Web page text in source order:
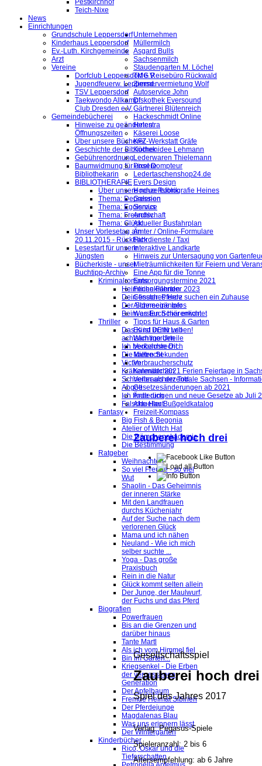
Pestkirchhof
Teich-Nixe
News
Einrichtungen
Grundschule Leppersdorf
Kinderhaus Leppersdorf
Ev.-Luth. Kirchgemeinde
Arzt
Vereine
Dorfclub Leppersdorf e.V.
Jugendfeuerw. Leppersd.
TSV Leppersdorf
Taekwondo Allkampf
Club Dresden e.V.
Gemeindebücherei
Hinweise zu geänderten
Öffnungszeiten
Über unsere Bücherei
Geschichte der Bibliothek
Gebührenordnung
Baumwidmung für unsere
Bibliothekarin
BIBLIOTHERAPIE
Über unsere neue Rubrik
Thema: Depression
Thema: Egoismus
Thema: Freundschaft
Thema: Glück
Unser Vorlesetag am
20.11.2015 - Rückblick
Lesestart für unsere
Jüngsten
Bücherkiste - unser
Buchtipp-Archiv
Kriminalromane
Heimliche Fährten
Dein finsteres Herz
Der Schneegänger
Beim ersten Schärenlicht
Thriller
Das Kind in mir will
achtsam morden
Ich beobachte Dich
Die kalten Sekunden
Victim
Krähenmädchen
Schneller als der Tod
Abgott
Ich finde dich
Falsche Haut
Fantasy
Big Fish & Begonia
Atelier of Witch Hat
Die Dämonenakademie
Die Bestimmung
Ratgeber
Weihnachten
So viel Freude - so viel
Wut
Shaolin - Das Geheimnis
der inneren Stärke
Mit den Landfrauen
durchs Küchenjahr
Auf der Suche nach dem
verlorenen Glück
Mama und ich nähen
Neuland - Wie ich mich
selber suchte ...
Yoga - Das große
Praxisbuch
Rein in die Natur
Glück kommt selten allein
Der Junge, der Maulwurf,
der Fuchs und das Pferd
Biografien
Powerfrauen
Bis an die Grenzen und
darüber hinaus
Tante Martl
Als ich vom Himmel fiel
Bin im Garten...
Kriegsenkel - Die Erben
der vergessenen
Generation
Der Apfelbaum
Fremde Heimat Sibirien
Der Pferdejunge
Magdalenas Blau
Was uns erinnern lässt
Der Wintergarten
Kinderbücher
Rico, Oskar und die
Tieferschatten
Unternehmen
Müllermilch
Asgard Bulls
Sachsenmilch
Staudengarten M. Löchel
TMG Reisebüro Rückwald
Zimmervermietung Wolf
Autoservice John
Diskothek Eversound
Gärtnerei Blütenreich
Hackeschmidt Online
Helestra
Käserei Loose
KFZ-Werkstatt Gräfe
Küchenidee Lehmann
Lederwaren Thielemann
Pixel Dompteur
Ledertaschenshop24.de
Evers Design
Hochzeitsfotografie Heines
Galerien
Service
Archiv
Aktueller Busfahrplan
Ämter / Online-Formulare
Fahrdienste / Taxi
Interaktive Landkarte
Hinweis zur Untersagung von
Mieträumlichkeiten für Feiern und
Eine App für die Tonne
Entsorgungstermine 2021
Ferienkalender 2023
Gesuch: Pferde suchen ein Zuhause
Allgemeine Infos
Was Euch hier erwartet
Tipps für Haus & Garten
Es ist DEIN Leben!
Wichtige Urteile
Verkehrsrecht
Mietrecht
Verbraucherschutz
Kalender 2021 Ferien Feiertage in
Verbraucherzentrale Sachsen -
Gesetzesänderungen ab 2021
Änderungen und neue Gesetze ab Juli
Aktueller Bußgeldkatalog
Freizeit-Kompass
Zauberei hoch drei
Gesellschaftsspiel
Zauberei hoch drei
Spiel des Jahres 2017
Verlag: Pegasus-Spiele
Spieleranzahl: 2 bis 6
Altersempfehlung: ab 6 Jahre